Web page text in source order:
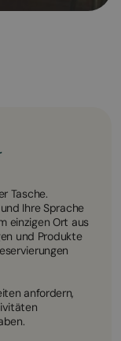
Tasche.
Ihre Sprache
einzigen Ort aus
und Produkte
anfordern,